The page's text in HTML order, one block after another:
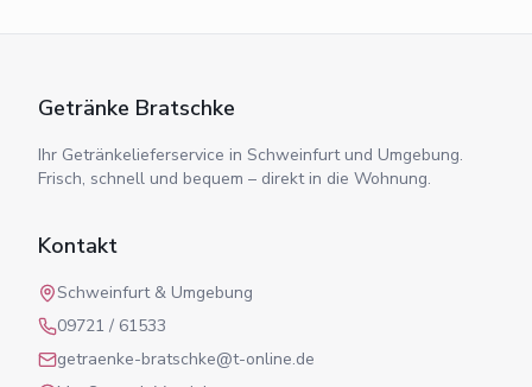
Getränke Bratschke
Ihr Getränkelieferservice in Schweinfurt und Umgebung.
Frisch, schnell und bequem – direkt in die Wohnung.
Kontakt
Schweinfurt & Umgebung
09721 / 61533
getraenke-bratschke@t-online.de